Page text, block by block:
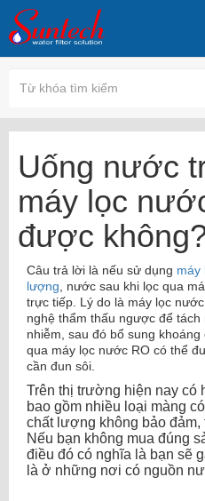
Uống nước
máy lọc
được
Câu trả lời là nếu sử dụng máy
lượng , nước sau khi lọc qua
trực tiếp. Lý do là máy lọc
nghệ thẩm thấu ngược để
nhiễm, sau đó bổ sung
qua máy lọc nước RO có thể
cần đun sôi.
Trên thị trường hiện nay có
bao gồm nhiều loại màng
chất lượng không bảo đảm,
Nếu bạn không mua đúng
điều đó có nghĩa là bạn sẽ
là ở những nơi có nguồn